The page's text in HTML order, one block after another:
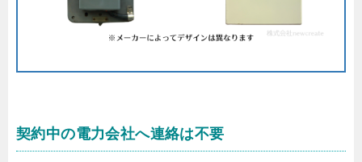
契約中の電力会社へ連絡は不要